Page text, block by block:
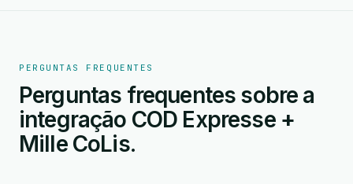
PERGUNTAS FREQUENTES
Perguntas frequentes sobre a
integração COD Expresse +
Mille CoLis.